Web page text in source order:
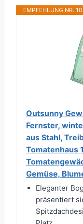
EMPFEHLUNG NR. 10
Outsunny
Fernster,
aus Stahl,
Tomatenhaus
Gemüse,
Eleganter
präsentiert